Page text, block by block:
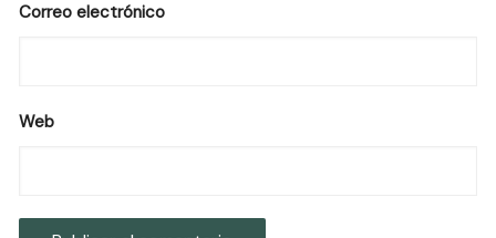
Correo electrónico
Web